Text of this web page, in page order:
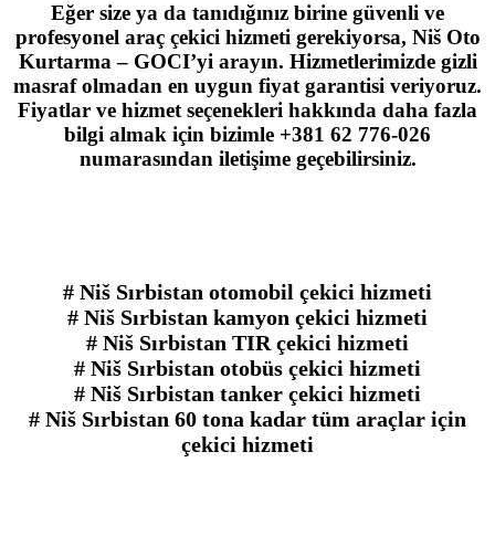
Eğer size ya da tanıdığınız birine güvenli ve
profesyonel araç çekici hizmeti gerekiyorsa, Niš Oto
Kurtarma – GOCI’yi arayın. Hizmetlerimizde gizli
masraf olmadan en uygun fiyat garantisi veriyoruz.
Fiyatlar ve hizmet seçenekleri hakkında daha fazla
bilgi almak için bizimle +381 62 776-026
numarasından iletişime geçebilirsiniz.
# Niš Sırbistan otomobil çekici hizmeti
# Niš Sırbistan kamyon çekici hizmeti
# Niš Sırbistan TIR çekici hizmeti
# Niš Sırbistan otobüs çekici hizmeti
# Niš Sırbistan tanker çekici hizmeti
# Niš Sırbistan 60 tona kadar tüm araçlar için
çekici hizmeti